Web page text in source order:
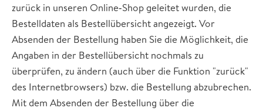
zurück in unseren Online‐Shop geleitet wurden, die
Bestelldaten als Bestellübersicht angezeigt. Vor
Absenden der Bestellung haben Sie die Möglichkeit, die
Angaben in der Bestellübersicht nochmals zu
überprüfen, zu ändern (auch über die Funktion "zurück"
des Internetbrowsers) bzw. die Bestellung abzubrechen.
Mit dem Absenden der Bestellung über die